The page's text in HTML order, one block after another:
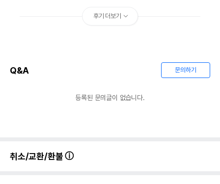
후기 더보기
Q&A 문의하기
등록된 문의글이 없습니다.
취소/교환/환불